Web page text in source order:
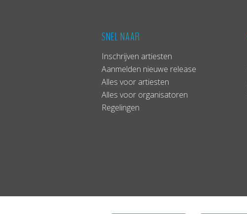
SNEL NAAR
Inschrijven artiesten
Aanmelden nieuwe release
Alles voor artiesten
Alles voor organisatoren
Regelingen